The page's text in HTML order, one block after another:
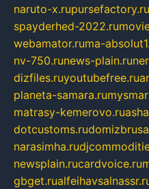
naruto-x.rupursefactory.ru
spayderhed-2022.ru
webamator.ruma-
nv-750.runews-plain.ru
dizfiles.ruyoutubefree.ru
planeta-samara.ru
matrasy-kemerovo.ru
dotcustoms.ru
narasimha.ru
newsplain.rucardvoice.ru
gbget.ru